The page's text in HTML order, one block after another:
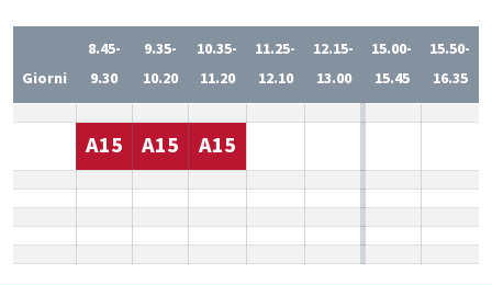
Giorni
8.45-
9.30
9.35-
10.20
10.35-
11.20
11.25-
12.10
12.15-
13.00
15.00-
15.45
15.50-
16.35
A15 A15 A15